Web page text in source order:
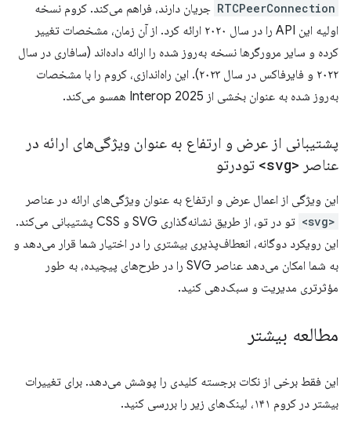
RTCPeerConnection جریان دارند، فراهم می‌کند. کروم نسخه
اولیه این API را در سال ۲۰۲۰ ارائه کرد. از آن زمان، مشخصات تغییر
کرده و سایر مرورگرها نسخه به‌روز شده را ارائه داده‌اند (سافاری در سال
۲۰۲۲ و فایرفاکس در سال ۲۰۲۳). این راه‌اندازی، کروم را با مشخصات
به‌روز شده به عنوان بخشی از Interop 2025 همسو می‌کند.
پشتیبانی از عرض و ارتفاع به عنوان ویژگی‌های ارائه در
عناصر <svg> تودرتو
این ویژگی از اعمال عرض و ارتفاع به عنوان ویژگی‌های ارائه در عناصر
<svg>
تو در تو، از طریق نشانه‌گذاری SVG و CSS پشتیبانی می‌کند.
این رویکرد دوگانه، انعطاف‌پذیری بیشتری را در اختیار شما قرار می‌دهد و
به شما امکان می‌دهد عناصر SVG را در طرح‌های پیچیده، به طور
مؤثرتری مدیریت و سبک‌دهی کنید.
مطالعه بیشتر
این فقط برخی از نکات برجسته کلیدی را پوشش می‌دهد. برای تغییرات
بیشتر در کروم ۱۴۱، لینک‌های زیر را بررسی کنید.